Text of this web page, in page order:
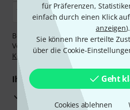
für Präferenzen,
einfach durch einen Klick auf
anzeigen).
Sie können Ihre erteilte
über die Cookie-
Geht
Cookies ablehnen
Bezahlen Sie vertraulich und
Vorkasse, PayPal, Amazon Pay,
Klarna Ratenzahlungoder
Ihre Vorteile
3 Jahre Thomann Garantie